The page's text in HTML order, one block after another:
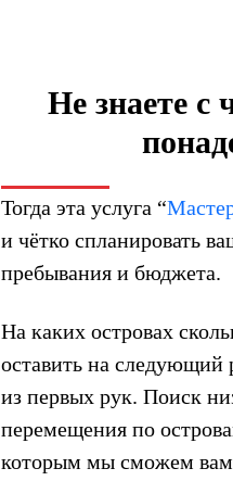
Не знаете с
Тогда эта услуга “
и чётко спланировать
пребывания и бюджета.
На каких островах
оставить на следующий
из первых рук. Поиск
перемещения по
которым мы сможем